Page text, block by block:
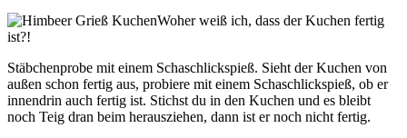
Woher weiß ich, dass der Kuchen fertig
ist?!
Stäbchenprobe mit einem Schaschlickspieß. Sieht der Kuchen von
außen schon fertig aus, probiere mit einem Schaschlickspieß, ob er
innendrin auch fertig ist. Stichst du in den Kuchen und es bleibt
noch Teig dran beim herausziehen, dann ist er noch nicht fertig.